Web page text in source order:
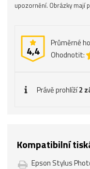
upozornění. Obrázky mají
4,4
Průměrné
Ohodnotit:
Právě prohlíží2
Kompatibilní
Epson Stylus